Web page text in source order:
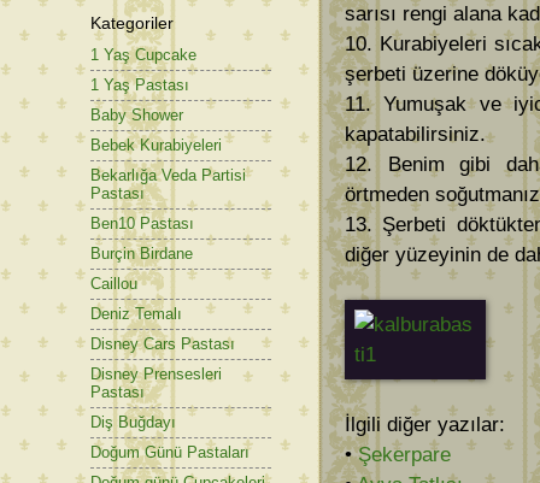
sarısı rengi alana
10. Kurabiyeleri
şerbeti üzerine
11. Yumuşak ve
kapatabilirsiniz.
12. Benim gibi
örtmeden
13. Şerbeti
diğer yüzeyinin de
İlgili diğer yazılar:
•Şekerpare
Kategoriler
1 Yaş Cupcake
1 Yaş Pastası
Baby Shower
Bebek Kurabiyeleri
Bekarlığa Veda Partisi
Pastası
Ben10 Pastası
Burçin Birdane
Caillou
Deniz Temalı
Disney Cars Pastası
Disney Prensesleri
Pastası
Diş Buğdayı
Doğum Günü Pastaları